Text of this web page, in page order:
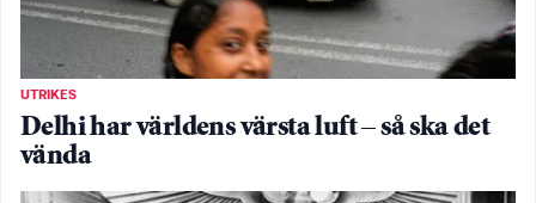
UTRIKES
Delhi har världens värsta luft – så ska det
vända